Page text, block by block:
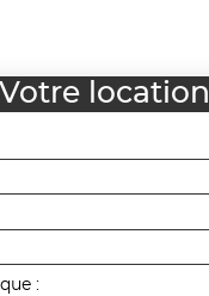
Votre location
: